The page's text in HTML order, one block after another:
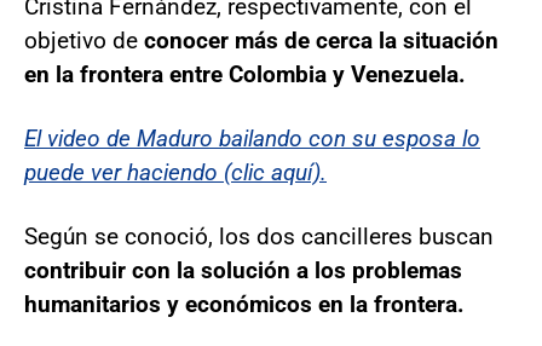
Cristina Fernández, respectivamente, con el
objetivo de conocer más de cerca la situación
en la frontera entre Colombia y Venezuela.
El video de Maduro bailando con su esposa lo
puede ver haciendo (clic aquí).
Según se conoció, los dos cancilleres buscan
contribuir con la solución a los problemas
humanitarios y económicos en la frontera.